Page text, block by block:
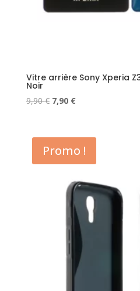
Vitre arrière Sony Xperia
Noir
9,90€ Le
était :
9,90 €.
7,90 €Le
est :
7,90 €.
Promo !